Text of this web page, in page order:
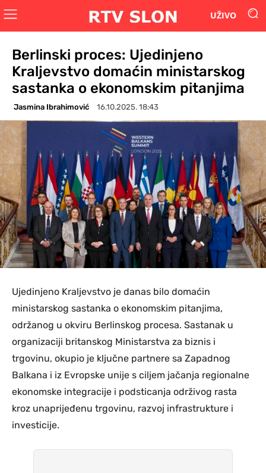
UŽIVO
Berlinski proces: Ujedinjeno
Kraljevstvo domaćin ministarskog
sastanka o ekonomskim pitanjima
Jasmina Ibrahimović 16.10.2025. 18:43
Ujedinjeno Kraljevstvo je danas bilo domaćin
ministarskog sastanka o ekonomskim pitanjima,
održanog u okviru Berlinskog procesa. Sastanak u
organizaciji britanskog Ministarstva za biznis i
trgovinu, okupio je ključne partnere sa Zapadnog
Balkana i iz Evropske unije s ciljem jačanja regionalne
ekonomske integracije i podsticanja održivog rasta
kroz unaprijeđenu trgovinu, razvoj infrastrukture i
investicije.